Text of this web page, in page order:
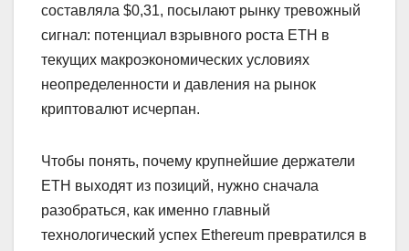
составляла $0,31, посылают рынку тревожный
сигнал: потенциал взрывного роста ETH в
текущих макроэкономических условиях
неопределенности и давления на рынок
криптовалют исчерпан.
Чтобы понять, почему крупнейшие держатели
ETH выходят из позиций, нужно сначала
разобраться, как именно главный
технологический успех Ethereum превратился в